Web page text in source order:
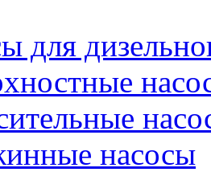
для
насосы